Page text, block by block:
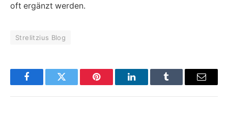
oft ergänzt werden.
Strelitzius Blog
FacebookTwitter Pinterest LinkedInTumblr Email